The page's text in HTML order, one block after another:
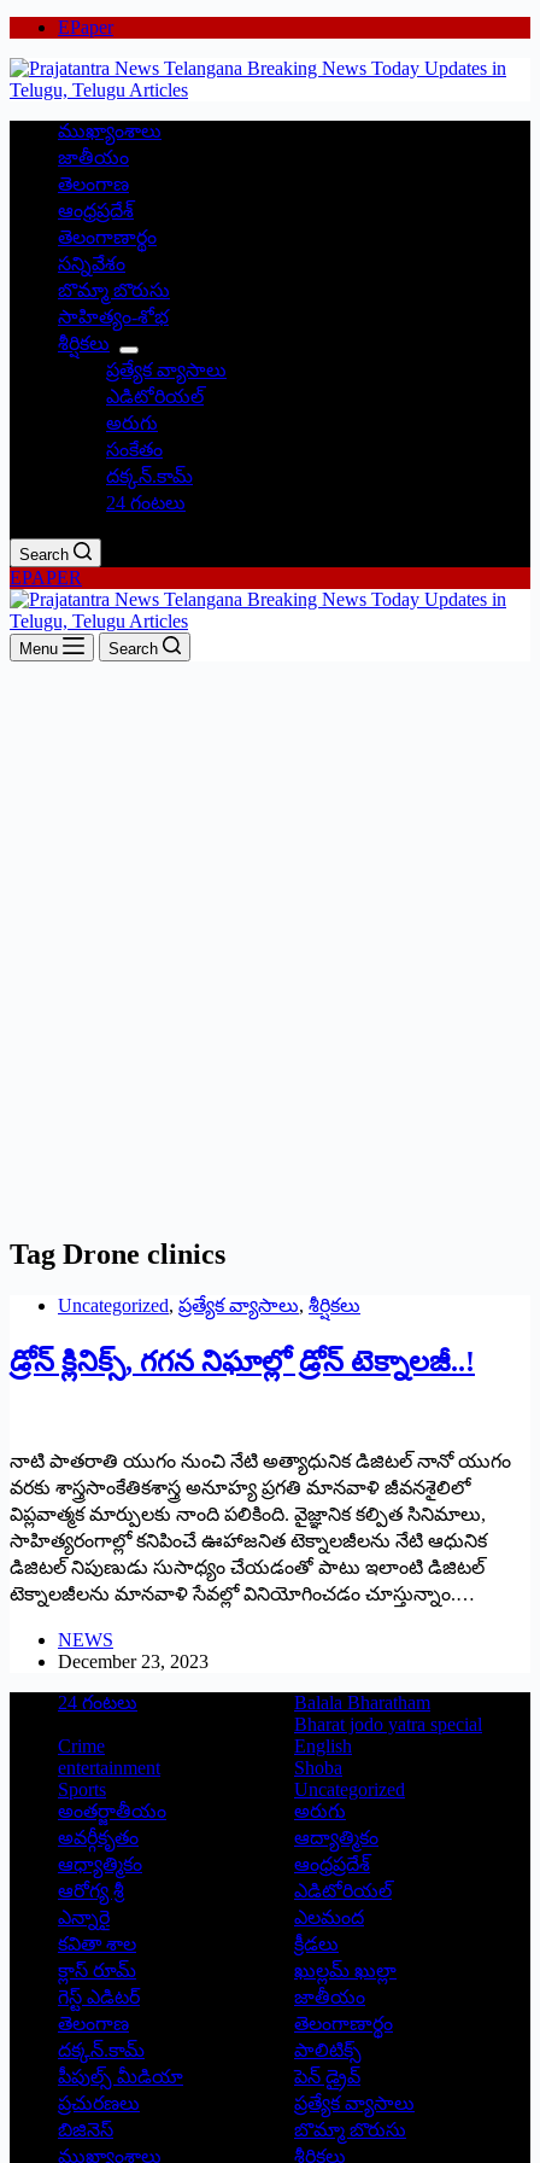
EPaper
ముఖ్యాంశాలు
జాతీయం
తెలంగాణ
ఆంధ్రప్రదేశ్
తెలంగాణార్థం
సన్నివేశం
బొమ్మా బొరుసు
సాహిత్యం-శోభ
శీర్షికలు
ప్రత్యేక వ్యాసాలు
ఎడిటోరియల్
అరుగు
సంకేతం
దక్కన్.కామ్
24 గంటలు
Search
EPAPER
Menu Search
Tag Drone clinics
Uncategorized, ప్రత్యేక వ్యాసాలు, శీర్షికలు
డ్రోన్‌ క్లినిక్స్‌, గగన నిఘాల్లో డ్రోన్‌ టెక్నాలజీ..!
నాటి పాతరాతి యుగం నుంచి నేటి అత్యాధునిక డిజిటల్‌ నానో యుగం
వరకు శాస్త్రసాంకేతికశాస్త్ర అనూహ్య ప్రగతి మానవాళి జీవనశైలిలో
విప్లవాత్మక మార్పులకు నాంది పలికింది. వైజ్ఞానిక కల్పిత సినిమాలు,
సాహిత్యరంగాల్లో కనిపించే ఊహాజనిత టెక్నాలజీలను నేటి ఆధునిక
డిజిటల్‌ నిపుణుడు సుసాధ్యం చేయడంతో పాటు ఇలాంటి డిజిటల్‌
టెక్నాలజీలను మానవాళి సేవల్లో వినియోగించడం చూస్తున్నాం.…
NEWS
December 23, 2023
24 గంటలు
Balala Bharatham
Bharat jodo yatra special
Crime
English
entertainment
Shoba
Sports
Uncategorized
అంతర్జాతీయం
అరుగు
అవర్గీకృతం
ఆద్యాత్మికం
ఆధ్యాత్మికం
ఆంధ్రప్రదేశ్
ఆరోగ్య శ్రీ
ఎడిటోరియల్
ఎన్నారై
ఎలమంద
కవితా శాల
క్రీడలు
క్లాస్ రూమ్
ఖుల్లమ్ ఖుల్లా
గెస్ట్ ఎడిటర్
జాతీయం
తెలంగాణ
తెలంగాణార్థం
దక్కన్.కామ్
పాలిటిక్స్
పీపుల్స్ ‌మీడియా
పెన్ డ్రైవ్
ప్రచురణలు
ప్రత్యేక వ్యాసాలు
బిజినెస్
బొమ్మా బొరుసు
ముఖ్యాంశాలు
శీర్షికలు